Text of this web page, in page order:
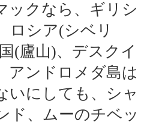
ックなら、ギリシ
ロシア(シベリ
(廬山)、デスクイ
アンドロメダ島は
いにしても、シャ
ド、ムーのチベッ